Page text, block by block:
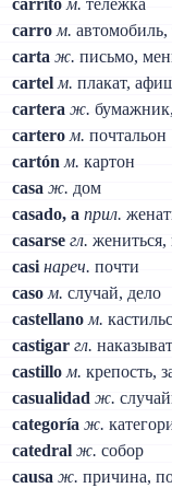
carrito м. тележка
carro м. автомобиль,
carta ж. письмо,
cartel м. плакат,
cartera ж.
cartero м. почтальон
cartón м. картон
casa ж. дом
casado, a прил.
casarse гл.
casi нареч. почти
caso м. случай, дело
castellano м.
castigar гл.
castillo м. крепость,
casualidad ж.
categoría ж.
catedral ж. собор
causa ж. причина,